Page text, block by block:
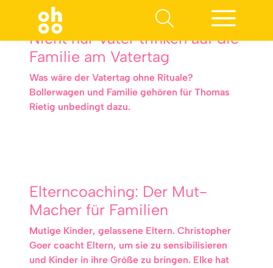
Nicht nur Väter trinken auf die
Familie am Vatertag
Was wäre der Vatertag ohne Rituale?
Bollerwagen und Familie gehören für Thomas
Rietig unbedingt dazu.
Elterncoaching: Der Mut-
Macher für Familien
Mutige Kinder, gelassene Eltern. Christopher
Goer coacht Eltern, um sie zu sensibilisieren
und Kinder in ihre Größe zu bringen. Elke hat